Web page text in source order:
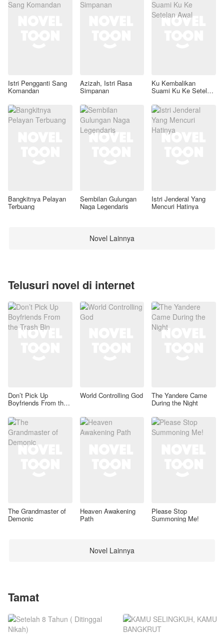
Istri Pengganti Sang
Komandan
Azizah, Istri Rasa
Simpanan
Ku Kembalikan
Suami Ku Ke Setelan
Bangkitnya Pelayan
Terbuang
Sembilan Gulungan
Naga Legendaris
Istri Jenderal Yang
Mencuri Hatinya
Novel Lainnya
Telusuri novel di internet
Don’t Pick Up
Boyfriends From the
World Controlling God The Yandere Came
During the Night
The Grandmaster of
Demonic
Heaven Awakening
Path
Please Stop
Summoning Me!
Novel Lainnya
Tamat